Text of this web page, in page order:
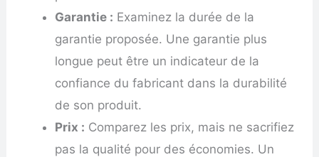
Garantie : Examinez la durée de la
garantie proposée. Une garantie plus
longue peut être un indicateur de la
confiance du fabricant dans la durabilité
de son produit.
Prix : Comparez les prix, mais ne sacrifiez
pas la qualité pour des économies. Un